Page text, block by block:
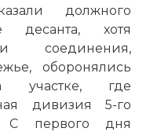
должного
десанта, хотя
соединения,
оборонялись
участке, где
дивизия 5-го
С первого дня